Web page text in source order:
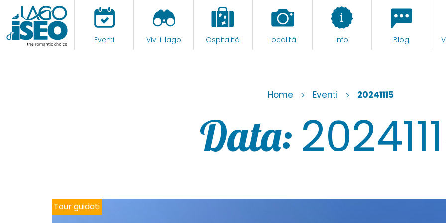
Eventi Vivi il lago Ospitalità Località Info Blog
Home > Eventi > 20241115
Data:
Tour guidati